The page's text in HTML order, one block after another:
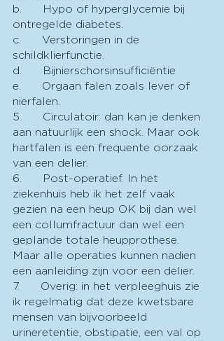
b.      Hypo of hyperglycemie bij
ontregelde diabetes.
c.      Verstoringen in de
schildklierfunctie.
d.      Bijnierschorsinsufficiëntie
e.      Orgaan falen zoals lever of
nierfalen.
5.      Circulatoir: dan kan je denken
aan natuurlijk een shock. Maar ook
hartfalen is een frequente oorzaak
van een delier.
6.      Post-operatief. In het
ziekenhuis heb ik het zelf vaak
gezien na een heup OK bij dan wel
een collumfractuur dan wel een
geplande totale heupprothese.
Maar alle operaties kunnen nadien
een aanleiding zijn voor een delier.
7.      Overig: in het verpleeghuis zie
ik regelmatig dat deze kwetsbare
mensen van bijvoorbeeld
urineretentie, obstipatie, een val op